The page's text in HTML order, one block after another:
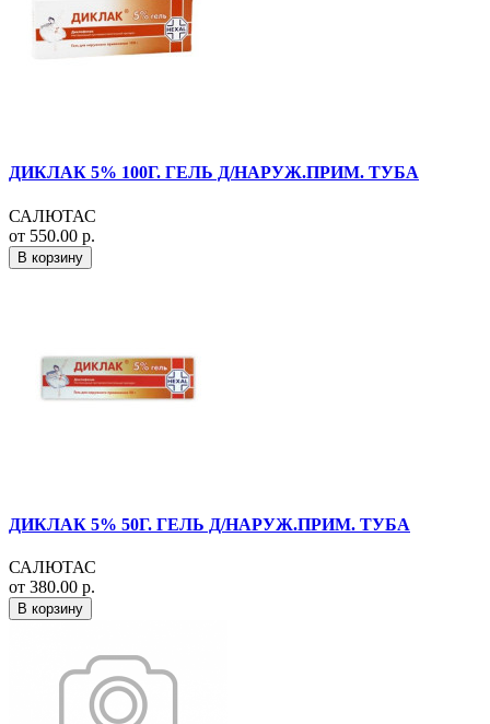
ДИКЛАК 5% 100Г. ГЕЛЬ Д/НАРУЖ.ПРИМ. ТУБА
САЛЮТАС
от 550.00 р.
В корзину
ДИКЛАК 5% 50Г. ГЕЛЬ Д/НАРУЖ.ПРИМ. ТУБА
САЛЮТАС
от 380.00 р.
В корзину